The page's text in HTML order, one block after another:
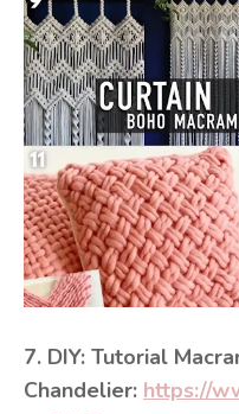
7. DIY: Tutorial
Chandelier: https://